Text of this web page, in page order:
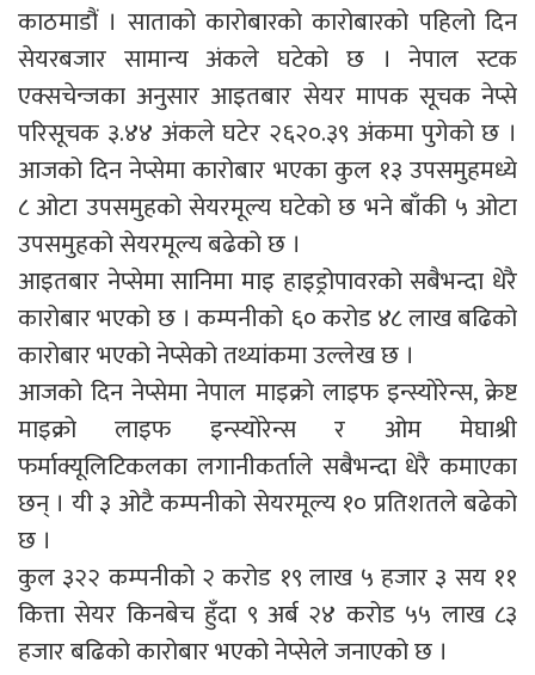
काठमाडौं । साताको कारोबारको कारोबारको पहिलो दिन
सेयरबजार सामान्य अंकले घटेको छ । नेपाल स्टक
एक्सचेन्जका अनुसार आइतबार सेयर मापक सूचक नेप्से
परिसूचक ३.४४ अंकले घटेर २६२०.३९ अंकमा पुगेको छ ।
आजको दिन नेप्सेमा कारोबार भएका कुल १३ उपसमुहमध्ये
८ ओटा उपसमुहको सेयरमूल्य घटेको छ भने बाँकी ५ ओटा
उपसमुहको सेयरमूल्य बढेको छ ।
आइतबार नेप्सेमा सानिमा माइ हाइड्रोपावरको सबैभन्दा धेरै
कारोबार भएको छ । कम्पनीको ६० करोड ४८ लाख बढिको
कारोबार भएको नेप्सेको तथ्यांकमा उल्लेख छ ।
आजको दिन नेप्सेमा नेपाल माइक्रो लाइफ इन्स्योरेन्स, क्रेष्ट
माइक्रो लाइफ इन्स्योरेन्स र ओम मेघाश्री
फर्माक्यूलिटिकलका लगानीकर्ताले सबैभन्दा धेरै कमाएका
छन् । यी ३ ओटै कम्पनीको सेयरमूल्य १० प्रतिशतले बढेको
छ ।
कुल ३२२ कम्पनीको २ करोड १९ लाख ५ हजार ३ सय ११
कित्ता सेयर किनबेच हुँदा ९ अर्ब २४ करोड ५५ लाख ८३
हजार बढिको कारोबार भएको नेप्सेले जनाएको छ ।